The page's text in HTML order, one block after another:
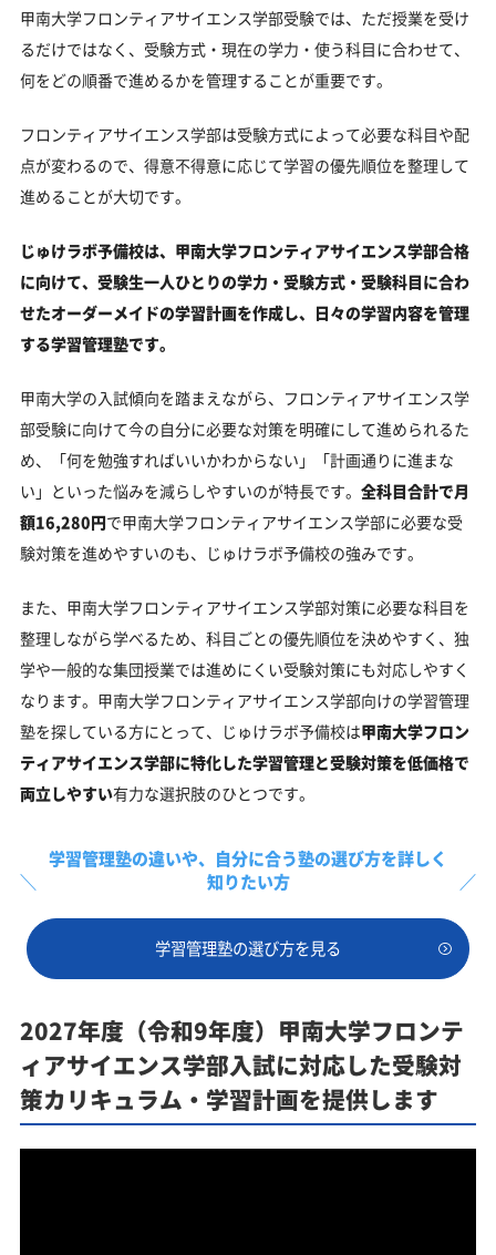
甲南大学フロンティアサイエンス学部受験では、ただ授業を受け
るだけではなく、受験方式・現在の学力・使う科目に合わせて、
何をどの順番で進めるかを管理することが重要です。
フロンティアサイエンス学部は受験方式によって必要な科目や配
点が変わるので、得意不得意に応じて学習の優先順位を整理して
進めることが大切です。
じゅけラボ予備校は、甲南大学フロンティアサイエンス学部合格
に向けて、受験生一人ひとりの学力・受験方式・受験科目に合わ
せたオーダーメイドの学習計画を作成し、日々の学習内容を管理
する学習管理塾です。
甲南大学の入試傾向を踏まえながら、フロンティアサイエンス学
部受験に向けて今の自分に必要な対策を明確にして進められるた
め、「何を勉強すればいいかわからない」「計画通りに進まな
い」といった悩みを減らしやすいのが特長です。 全科目合計で月
額16,280円で甲南大学フロンティアサイエンス学部に必要な受
験対策を進めやすいのも、じゅけラボ予備校の強みです。
また、甲南大学フロンティアサイエンス学部対策に必要な科目を
整理しながら学べるため、科目ごとの優先順位を決めやすく、独
学や一般的な集団授業では進めにくい受験対策にも対応しやすく
なります。甲南大学フロンティアサイエンス学部向けの学習管理
塾を探している方にとって、じゅけラボ予備校は甲南大学フロン
ティアサイエンス学部に特化した学習管理と受験対策を低価格で
両立しやすい有力な選択肢のひとつです。
学習管理塾の違いや、 自分に合う塾の選び方を詳しく
知りたい方
学習管理塾の選び方を見る
2027年度（令和9年度）甲南大学フロンテ
ィアサイエンス学部入試に対応した受験対
策カリキュラム・学習計画を提供します